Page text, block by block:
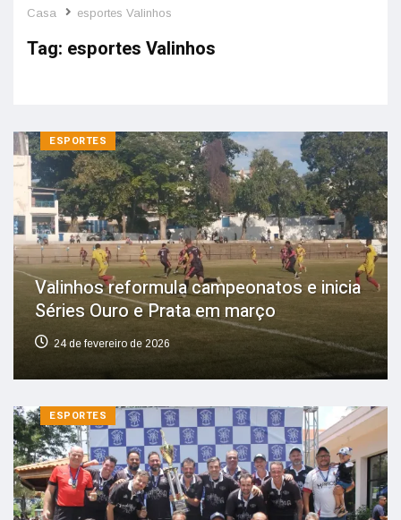
Casa esportes Valinhos
Tag: esportes Valinhos
ESPORTES
Valinhos reformula campeonatos e inicia
Séries Ouro e Prata em março
24 de fevereiro de 2026
ESPORTES